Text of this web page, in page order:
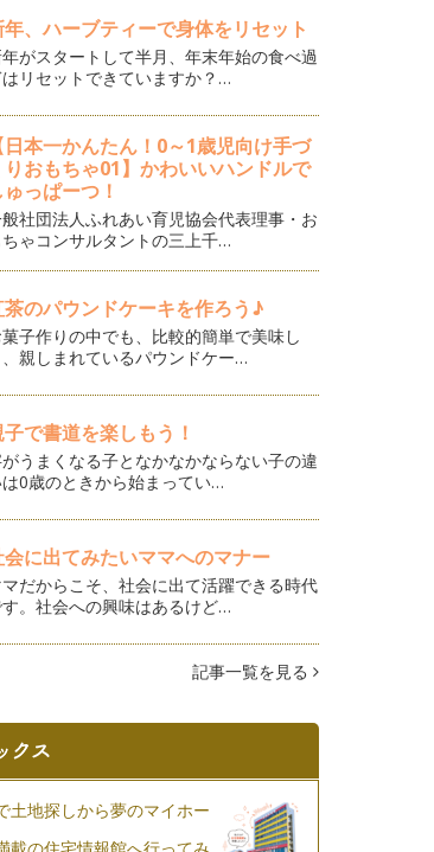
年、ハーブティーで身体をリセット
がスタートして半月、年末年始の食べ過
はリセットできていますか？…
【日本一かんたん！0～1歳児向け手づ
りおもちゃ01】かわいいハンドルで
ゅっぱーつ！
社団法人ふれあい育児協会代表理事・お
ちゃコンサルタントの三上千…
茶のパウンドケーキを作ろう♪
子作りの中でも、比較的簡単で美味し
、親しまれているパウンドケー…
で書道を楽しもう！
うまくなる子となかなかならない子の違
0歳のときから始まってい…
会に出てみたいママへのマナー
だからこそ、社会に出て活躍できる時代
。社会への興味はあるけど…
記事一覧を見る
土地探しから夢のマイホー